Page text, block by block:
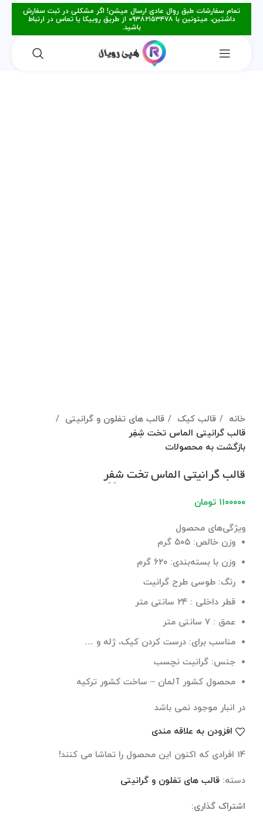
تمام سفارشات طبق روال عادی ارسال میشن! اگر مشکلی در ثبت سفارش
داشتین، میتونین با ۰۹۳۸۲۱۵۳۴۷۸ از طریق روبیکا یا تماس در ارتباط
باشید.
خانه قالب کیک
قالب های تفلون و گرانیتی
قالب گرانیتی الماس تخت شِفِر
بازگشت به محصولات
قالب گرانیتی الماس تخت شِفِر
۱۱۰۰۰۰۰ تومان
ویژگی‌های محصول
وزن خالص: ۵۰۵
گرم
وزن با بسته‌بندی: ۶۲۰ گرم
رنگ: طوسی طرح گرانیت
قطر داخلی : ۲۴ سانتی متر
عمق : ۷ سانتی متر
مناسب برای: درست کردن کیک، ژله و …
جنس: گرانیت نچسب
محصول کشور آلمان – ساخت کشور ترکیه
در انبار موجود نمی باشد
افزودن به علاقه مندی
14 افرادی که اکنون این محصول را تماشا می کنند!
دسته: قالب های تفلون و گرانیتی
اشتراک گذاری: